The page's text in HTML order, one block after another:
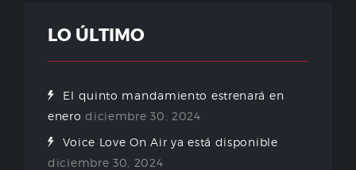
LO ÚLTIMO
El quinto mandamiento estrenará en
enero diciembre 30, 2024
Voice Love On Air ya está disponible
diciembre 30, 2024